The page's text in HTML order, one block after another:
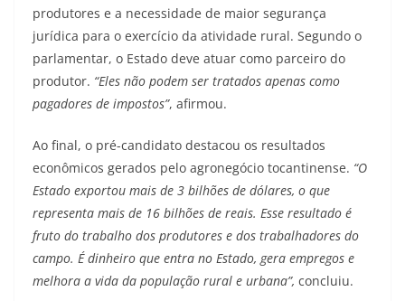
produtores e a necessidade de maior segurança
jurídica para o exercício da atividade rural. Segundo o
parlamentar, o Estado deve atuar como parceiro do
produtor. “Eles não podem ser tratados apenas como
pagadores de impostos”, afirmou.
Ao final, o pré-candidato destacou os resultados
econômicos gerados pelo agronegócio tocantinense. “O
Estado exportou mais de 3 bilhões de dólares, o que
representa mais de 16 bilhões de reais. Esse resultado é
fruto do trabalho dos produtores e dos trabalhadores do
campo. É dinheiro que entra no Estado, gera empregos e
melhora a vida da população rural e urbana”, concluiu.